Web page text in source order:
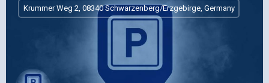
Krummer Weg 2, 08340 Schwarzenberg/Erzgebirge, Germany